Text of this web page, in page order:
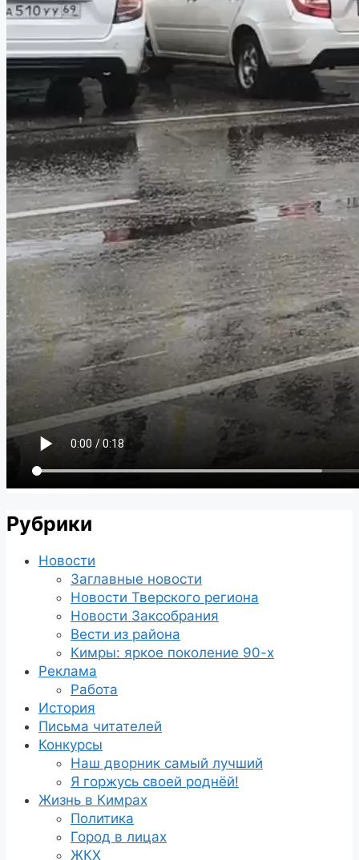
Рубрики
Новости
Заглавные новости
Новости Тверского региона
Новости Заксобрания
Вести из района
Кимры: яркое поколение 90-х
Реклама
Работа
История
Письма читателей
Конкурсы
Наш дворник самый лучший
Я горжусь своей роднёй!
Жизнь в Кимрах
Политика
Город в лицах
ЖКХ